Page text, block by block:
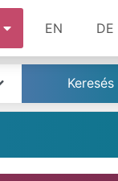
EN DE